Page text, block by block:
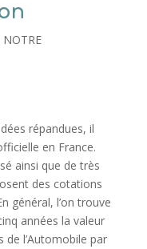
NOTRE
répandues, il
en France.
ainsi que de très
des cotations
général, l’on trouve
années la valeur
de l’Automobile par